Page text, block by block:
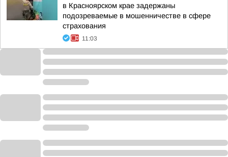
в Красноярском крае задержаны
подозреваемые в мошенничестве в сфере
страхования
11:03